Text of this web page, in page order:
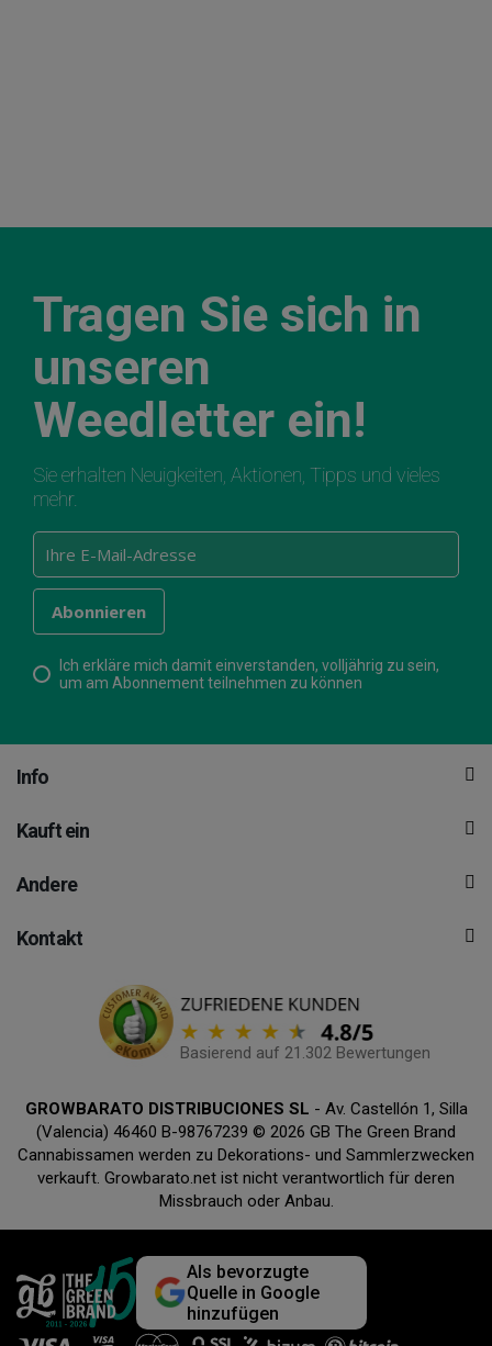
Tragen Sie sich in
unseren
Weedletter ein!
Sie erhalten Neuigkeiten, Aktionen, Tipps und vieles
mehr.
Ich erkläre mich damit einverstanden, volljährig zu sein,
um am Abonnement teilnehmen zu können
Info
Kauft ein
Andere
Kontakt
Basierend auf 21.302 Bewertungen
GROWBARATO DISTRIBUCIONES SL - Av. Castellón 1, Silla
(Valencia) 46460 B-98767239 © 2026 GB The Green Brand
Cannabissamen werden zu Dekorations- und Sammlerzwecken
verkauft. Growbarato.net ist nicht verantwortlich für deren
Missbrauch oder Anbau.
Als bevorzugte
Quelle in Google
hinzufügen